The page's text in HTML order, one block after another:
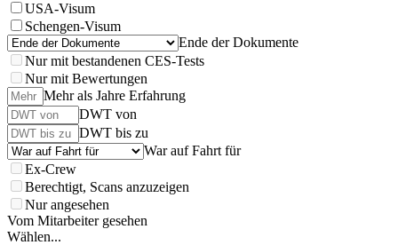
USA-Visum
Schengen-Visum
Ende der Dokumente
Nur mit bestandenen CES-Tests
Nur mit Bewertungen
Mehr als Jahre Erfahrung
DWT von
DWT bis zu
War auf Fahrt für
Ex-Crew
Berechtigt, Scans anzuzeigen
Nur angesehen
Vom Mitarbeiter gesehen
Wählen...